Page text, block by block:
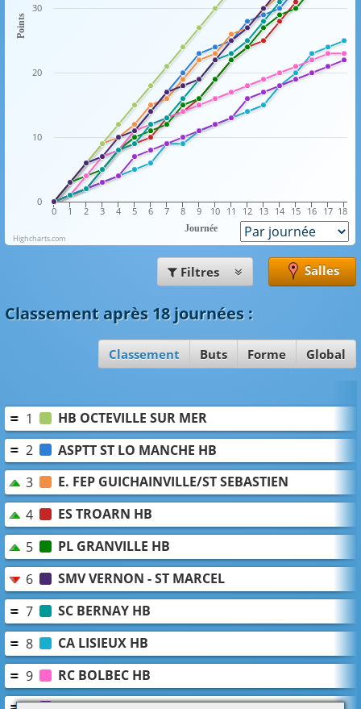
Journée
Points
0 1 2 3 4 5 6 7 8 9 10 11 12 13 14 15 16 17 18
0
10
20
30
Highcharts.com
Filtres Salles
Classement après 18 journées:
Classement Buts Forme Global
1
HB OCTEVILLE SUR MER
2
ASPTT ST LO MANCHE HB
3
E. FEP GUICHAINVILLE/ST SEBASTIEN
4
ES TROARN HB
5
PL GRANVILLE HB
6
SMV VERNON - ST MARCEL
7
SC BERNAY HB
8
CA LISIEUX HB
9
RC BOLBEC HB